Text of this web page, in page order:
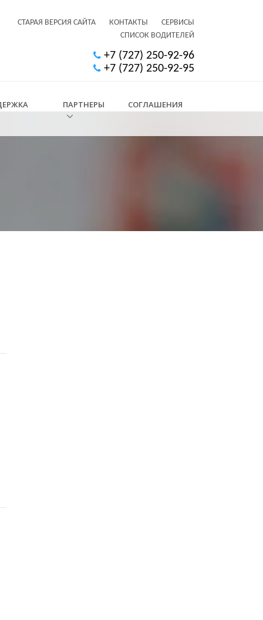
СТАРАЯ ВЕРСИЯ САЙТА КОНТАКТЫ
СЕРВИСЫ
СПИСОК ВОДИТЕЛЕЙ
+7 (727) 250-92-96
+7 (727) 250-92-95
ПАРТНЕРЫ СОГЛАШЕНИЯ